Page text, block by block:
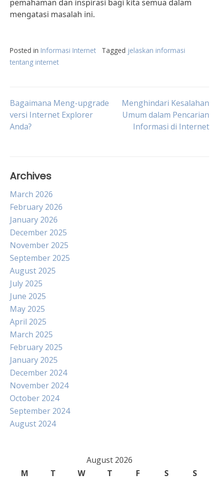
pemahaman dan inspirasi bagi kita semua dalam
mengatasi masalah ini.
Posted in Informasi Internet Tagged jelaskan informasi
tentang internet
Post
navigation
Bagaimana Meng-upgrade
versi Internet Explorer
Anda?
Menghindari Kesalahan
Umum dalam Pencarian
Informasi di Internet
Archives
March 2026
February 2026
January 2026
December 2025
November 2025
September 2025
August 2025
July 2025
June 2025
May 2025
April 2025
March 2025
February 2025
January 2025
December 2024
November 2024
October 2024
September 2024
August 2024
August 2026
M
T W T F S S